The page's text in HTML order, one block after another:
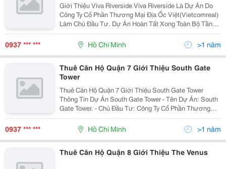
Giới Thiệu Viva Riverside Viva Riverside Là Dự Án Do
Công Ty Cổ Phần Thương Mại Địa Ốc Việt(Vietcomreal)
Làm Chủ Đầu Tư. Dự Án Hoàn Tất Xong Toàn Bộ Tầng
Hầm Và Đang Đẩy Nhanh Tiến Độ Để Hoàn Thiện Toàn
Bộ Tầng Lửng Căn Hộ Viva Riverside.. Chung...
0937 *** *** Hồ Chí Minh >1 năm
Thuê Căn Hộ Quận 7 Giới Thiệu South Gate
Tower
Thuê Căn Hộ Quận 7 Giới Thiệu South Gate Tower
Thông Tin Dự Án South Gate Tower - Tên Dự Án: South
Gate Tower. - Chủ Đầu Tư: Công Ty Cổ Phần Thương
Mại Và Đầu Tư Hồng Hà. - Công Ty Thi Công: Công Ty
Cổ Phần Tập Đoàn Xây Dựng Hòa Bình. - Vị Trí...
0937 *** *** Hồ Chí Minh >1 năm
Thuê Căn Hộ Quận 8 Giới Thiệu The Venus